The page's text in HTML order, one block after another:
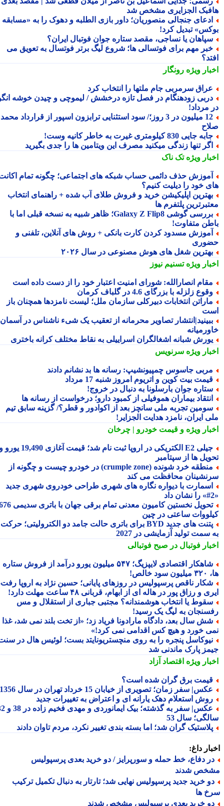
الجزایری مشخص شد
جنجالی منصوریان؛ داور بازی الطلبه و دهوک را به «مسابقه
تبدیل کرد!
یا نساجی، مقصد ستاره جوان فوتبال ایران؟
مهم برای فوتسالی ها؛ شروع لیگ برتر فوتسال به تعویق می
ویژهرونگار
سرمربی جام ملتها را انتخاب کرد
زودهنگام در فصل تازه درخشش / لیموچی و چیدن خوشه انگور
مرداد!
12 میلیون در 3 روز؛/ سود استثنایی ترابزون اسپور از قرارداد محمد
جایی 830 کیلومتری غیرت به خاطر کانیه وست!
تنها زندگی میکنید مصرف این ویتامین ها را جدی بگیرید
ویژهتک ناک
حذف دائمی حساب شبکه های اجتماعی؛ چگونه تمام اکانت
خود را دیلیت کنیم؟
اپلیکیشن خرید و فروش طلای آب شده + راهنمای انتخاب
پلتفرم ها
بررسی گوشی Galaxy Z Flip8؛ ظاهر شبیه به نسخه قبلی اما با
متفاوت!
مسدود کردن کارت بانکی + روش های آنلاین، تلفنی و
شغل های هوش مصنوعی در سال ۲۰۲۶
ویژهتسنیم نیوز
انصارالله: شورای امنیت اعتبار خود را از دست داده است
زلزله با بزرگای 4.6 در گلباف کرمان
انتخابات دبیرکلی سازمان ملل؛ لیست نامزدها همچنان باز
تصاویر محرمانه از تعقیب یک شیء ناشناس در آسمان
شبانه اشغالگران اسراییلی به نقاط مختلف کرانه باختری
ویژهسرنویس
جاسوس چمپیونشیپ: رسانه ها بد نشانم دادند
بیت کوین و اتریوم امروز شنبه 17 مرداد
جوان بارسلونا به دنبال در خروج!
بیماران هموفیلی از کمبود دارو؛ درخواست از رسانه ها
تجربه ملی سانچز بعد از اکوادور و قطر؟/ گزینه سابق تیم
ایران، نامزد هدایت الجزایر!
ویژهو قیمت خودرو | چرخان
جیلی E2 الکتریکی در اروپا ثبت نام شد؛ قیمت آغازی 19,490 یورو و
ها از سپتامبر
منطقه خرد شونده (crumple zone) در خودرو چیست و چگونه از
محافظت می کند
با دیواره نگاره های شهری طراحی خودروی شهری جدید
تحویل نخستین کامیون معدنی تمام برقی جهان با باتری سدیمی 676
ساعتی در چین
پتنت های جدید BYD برای باتری حالت جامد دو الکترولیتی؛ حرکت
سمت تولید آزمایشی در 2027
فوتبال در صبح فوتبالی
شاهکار اقتصادی لایپزیگ؛ ۵۴۷ میلیون یورو درآمد از فروش ستاره
ناقص پرسپولیس در روزهای پایانی؛ حسین نژاد به اروپا رفت،
و رزاق پور در هاله ای از ابهام، قربانی ۴۸ ساعت مهلت دارد!
یا انتخاب هوشمندانه؟ مجتبی جباری از استقلال و مس
به لیگ یک رسید!
سال بعد، دادگاه مارادونا فریاد زد؛ «از تخت بلند نمی شد، غذا
خورد و هیچ کس اقدامی نمی کرد!»
پنجره را به روی منچستریونایتد بست؛ لوئیس هال در سنت
پارک ماندنی شد
ویژهاقتصاد آزاد
برق گران شده است؟
سفر زمان؛ تصویری از خیابان 15 خرداد تهران در سال 1356
استعلام دهک یارانه ای و اعتراض به تغییرات جدید
عکس| سفر به گذشته؛ بیک ایمانوردی و مهدی فخیم زاده در 38 و 32
سال 53
گران شد؛ اما بسته بندی تغییر نکرد، مردم تاوان دادند
داغ:
دفاع، خط حمله و سورپرایز / دو خرید بعدی پرسپولیس
شدند
خرید جدید پرسپولیس نهایی شد؛ تارتار به دنبال تکمیل ترکیب
ها
خرید بعدی پرسپولیس مشخص شدند